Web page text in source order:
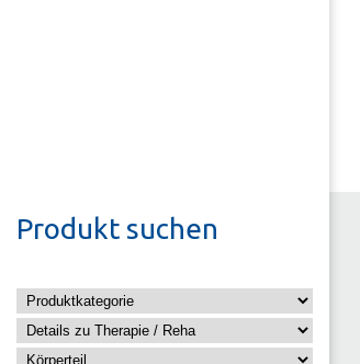
Produkt suchen